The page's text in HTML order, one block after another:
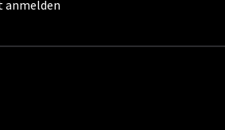
anmelden